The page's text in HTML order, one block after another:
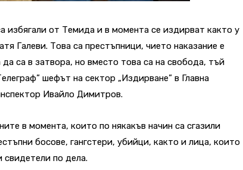
избягали от Темида и в момента се издирват както у
Галеви. Това са престъпници, чието наказание е
са в затвора, но вместо това са на свобода, тъй
шефът на сектор „Издирване” в Главна
Ивайло Димитров.
в момента, които по някакъв начин са сгазили
босове, гангстери, убийци, както и лица, които
свидетели по дела.